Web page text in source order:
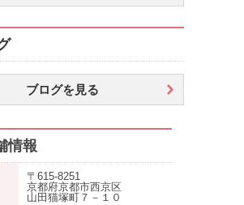
ブログを見る
情報
〒615-8251
京都府京都市西京区
山田猫塚町７－１０